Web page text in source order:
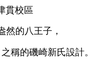
貫校區
然的八王子，
稱的磯崎新氏設計。